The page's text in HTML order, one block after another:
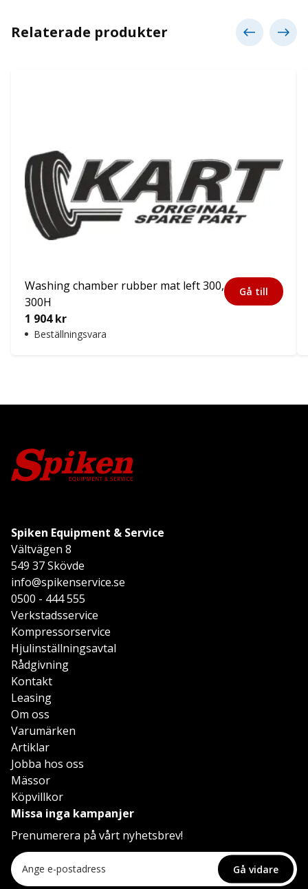
Relaterade produkter
Washing chamber rubber mat left 300,
300H
1 904kr
Beställningsvara
Gå till
Spiken Equipment & Service
Vältvägen 8
549 37 Skövde
info@spikenservice.se
0500 - 444 555
Verkstadsservice
Kompressorservice
Hjulinställningsavtal
Rådgivning
Kontakt
Leasing
Om oss
Varumärken
Artiklar
Jobba hos oss
Mässor
Köpvillkor
Missa inga kampanjer
Prenumerera på vårt nyhetsbrev!
Gå vidare